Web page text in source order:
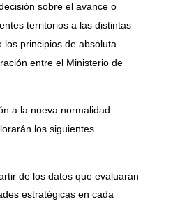
sobre el avance o
territorios a las distintas
los principios de absoluta
entre el Ministerio de
a la nueva normalidad
los siguientes
de los datos que evaluarán
estratégicas en cada